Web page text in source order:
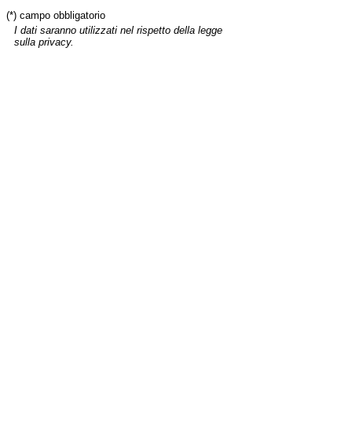
(*) campo obbligatorio
I dati saranno utilizzati nel rispetto della legge
sulla privacy.